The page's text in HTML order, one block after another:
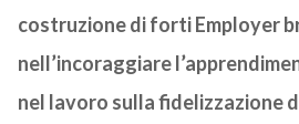
costruzione di forti Employer
nell’incoraggiare
nel lavoro sulla fidelizzazione